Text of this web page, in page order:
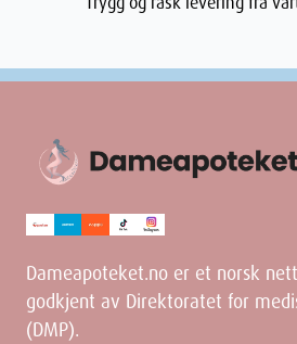
Dameapoteket.no er et norsk
godkjent av Direktoratet for
(DMP).